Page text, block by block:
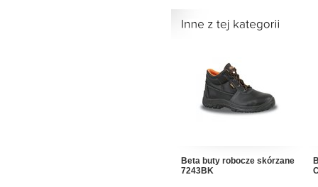
Beta buty robocze skórzane
7243BK